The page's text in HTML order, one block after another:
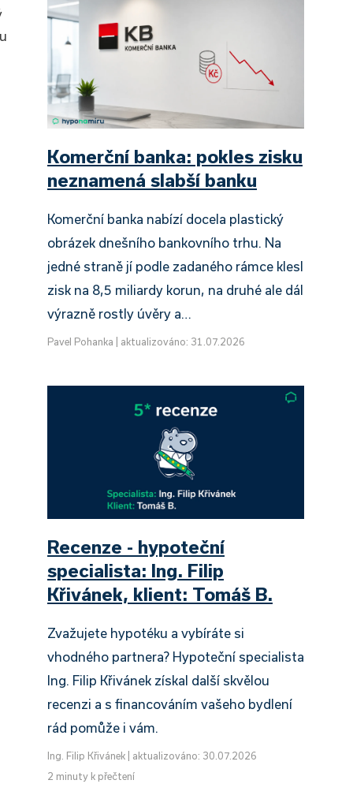
Komerční banka: pokles zisku
neznamená slabší banku
Komerční banka nabízí docela plastický
obrázek dnešního bankovního trhu. Na
jedné straně jí podle zadaného rámce klesl
zisk na 8,5 miliardy korun, na druhé ale dál
výrazně rostly úvěry a…
Pavel Pohanka aktualizováno: 31.07.2026
Recenze - hypoteční
specialista: Ing. Filip
Křivánek, klient: Tomáš B.
Zvažujete hypotéku a vybíráte si
vhodného partnera? Hypoteční specialista
Ing. Filip Křivánek získal další skvělou
recenzi a s financováním vašeho bydlení
rád pomůže i vám.
Ing. Filip Křivánek
aktualizováno: 30.07.2026
2 minuty k přečtení